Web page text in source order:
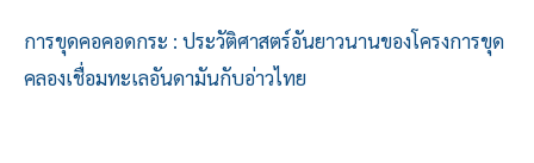
การขุดคอคอดกระ : ประวัติศาสตร์อันยาวนานของโครงการขุด
คลองเชื่อมทะเลอันดามันกับอ่าวไทย